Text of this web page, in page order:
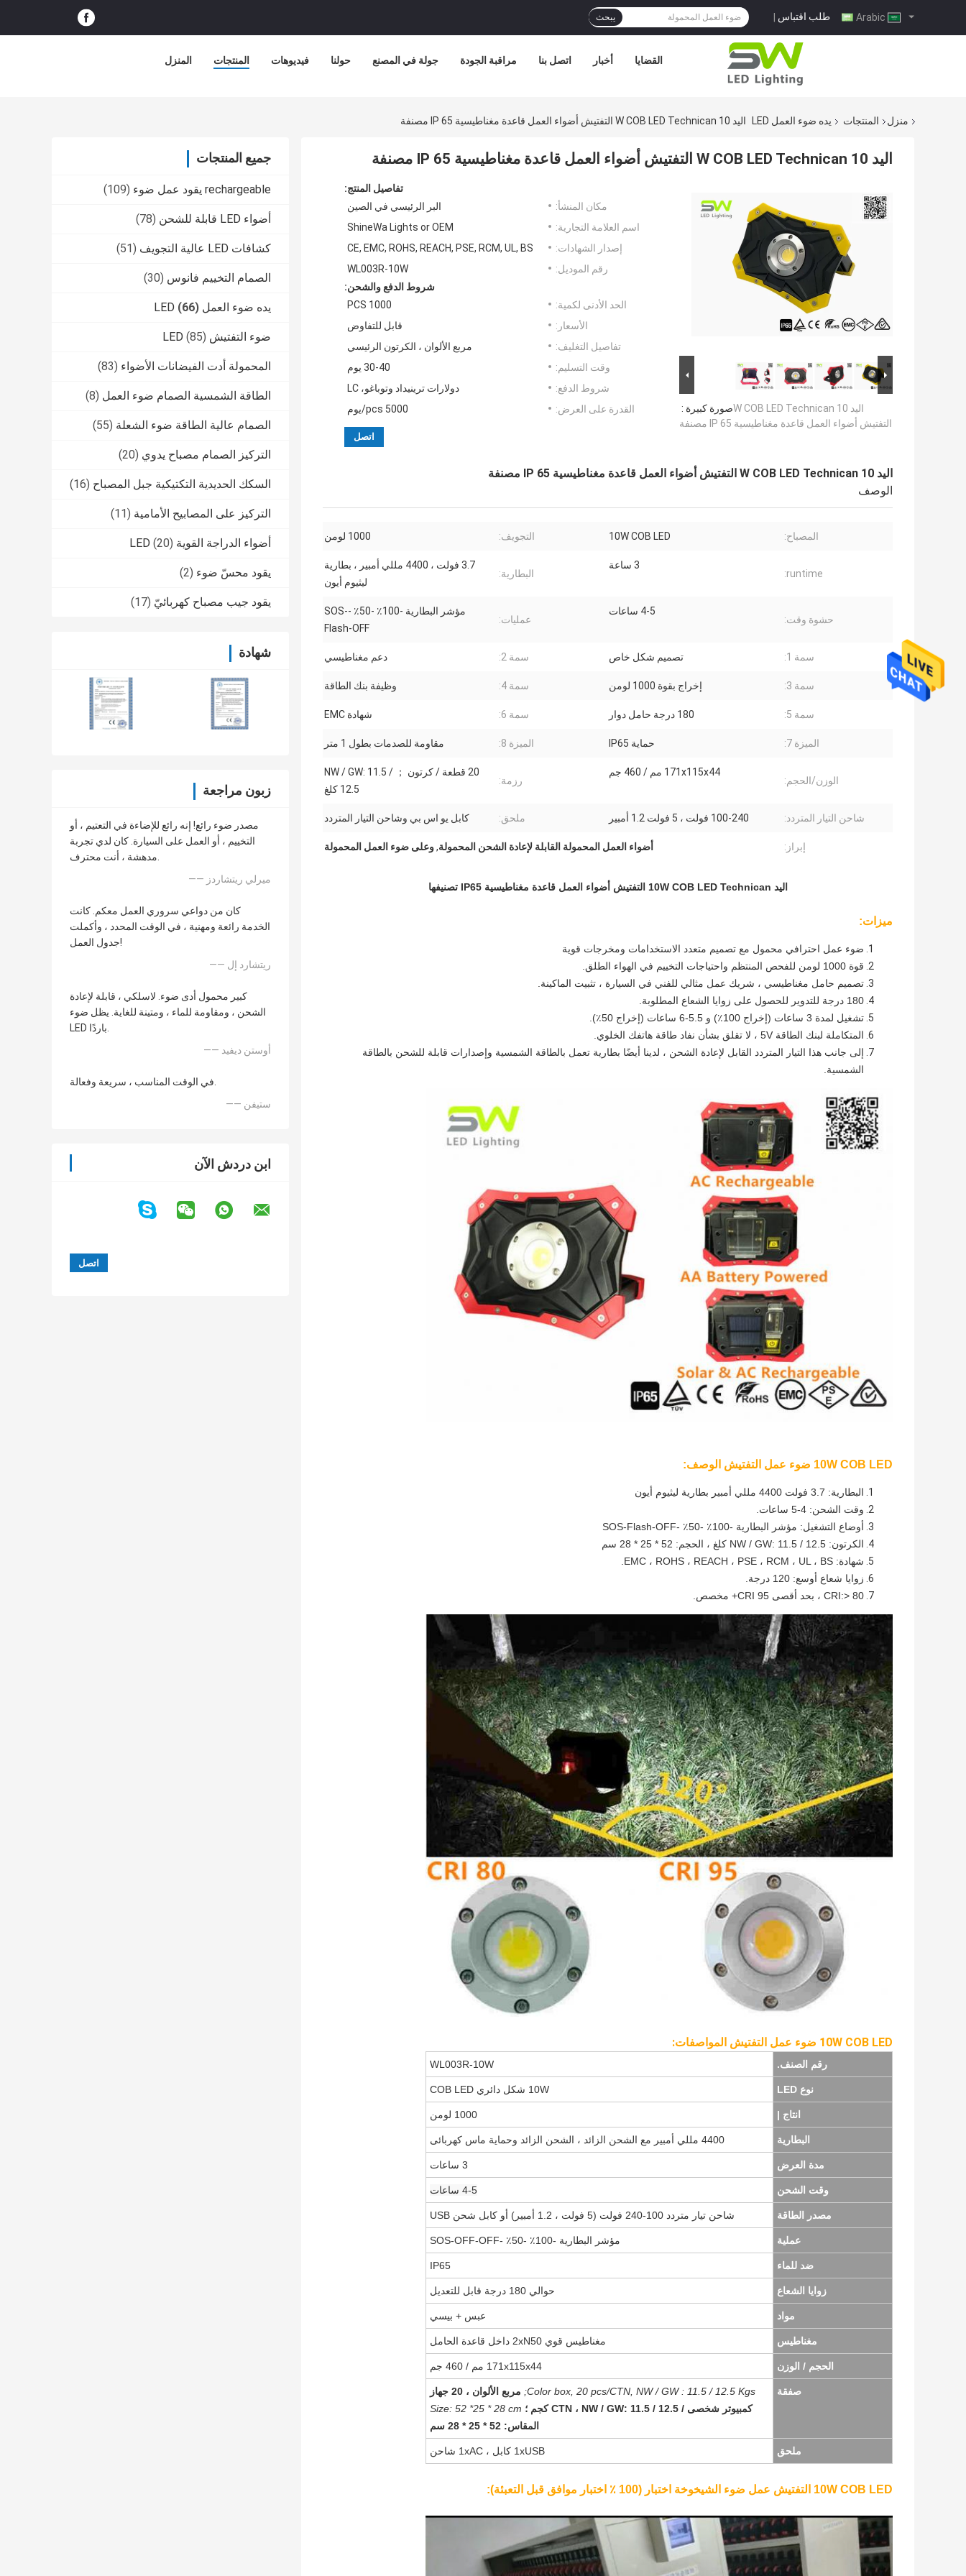
طلب اقتباس | يبحث
المنزل المنتجات فيديوهات حولنا جولة في المصنع مراقبة الجودة اتصل بنا أخبار القضايا
منزل المنتجات يده ضوء العمل LED اليد 10 W COB LED Technican التفتيش أضواء العمل قاعدة مغناطيسية IP 65 مصنفة
جميع المنتجات
rechargeable يقود عمل ضوء (109)
أضواء LED قابلة للشحن (78)
كشافات LED عالية التجويف (51)
الصمام التخييم فانوس (30)
يده ضوء العمل LED (66)
ضوء التفتيش LED (85)
المحمولة أدت الفيضانات الأضواء (83)
الطاقة الشمسية الصمام ضوء العمل (8)
الصمام عالية الطاقة ضوء الشعلة (55)
التركيز الصمام مصباح يدوي (20)
السكك الحديدية التكتيكية جبل المصباح (16)
التركيز على المصابيح الأمامية (11)
أضواء الدراجة القوية LED (20)
يقود محسّ ضوء (2)
يقود جيب مصباح كهربائيّ (17)
شهادة
زبون مراجعة
مصدر ضوء رائع! إنه رائع للإضاءة في التعتيم ، أو
التخييم ، أو العمل على السيارة. كان لدي تجربة
مدهشة ، أنت محترف.
—— ميرلي ريتشاردز
كان من دواعي سروري العمل معكم. كانت
الخدمة رائعة ومهنية ، في الوقت المحدد ، وأكملت
جدول العمل!
—— ريتشارد إل
كبير محمول أدى ضوء. لاسلكي ، قابلة لإعادة
الشحن ، ومقاومة للماء ، ومتينة للغاية. يظل ضوء
LED باردًا.
—— أوستن ديفيد
في الوقت المناسب ، سريعة وفعالة.
—— ستيفن
ابن دردش الآن
اليد 10 W COB LED Technican التفتيش أضواء العمل قاعدة مغناطيسية IP 65 مصنفة
صورة كبيرة :اليد 10 W COB LED Technican
التفتيش أضواء العمل قاعدة مغناطيسية IP 65 مصنفة
تفاصيل المنتج:
مكان المنشأ:
البر الرئيسي في الصين
اسم العلامة التجارية:
ShineWa Lights or OEM
إصدار الشهادات:
CE, EMC, ROHS, REACH, PSE, RCM, UL, BS
رقم الموديل:
WL003R-10W
شروط الدفع والشحن:
الحد الأدنى لكمية:
1000 PCS
الأسعار:
قابل للتفاوض
تفاصيل التغليف:
مربع الألوان ، الكرتون الرئيسي
وقت التسليم:
30-40 يوم
شروط الدفع:
دولارات ترينيداد وتوباغو، LC
القدرة على العرض:
5000 pcs/يوم
اتصل
اليد 10 W COB LED Technican التفتيش أضواء العمل قاعدة مغناطيسية IP 65 مصنفة
الوصف
المصباح: 10W COB LED التجويف: 1000 لومن
runtime:
3 ساعة
البطارية:
3.7 فولت ، 4400 مللي أمبير ، بطارية
ليثيوم أيون
حشوة وقت:
4-5 ساعات
عمليات:
مؤشر البطارية -100٪ -50٪ -SOS-
Flash-OFF
سمة 1: تصميم شكل خاص سمة 2: دعم مغناطيسي
سمة 3: إخراج بقوة 1000 لومن سمة 4: وظيفة بنك الطاقة
سمة 5: 180 درجة حامل دوار سمة 6: شهادة EMC
الميزة 7: حماية IP65 الميزة 8: مقاومة للصدمات بطول 1 متر
الوزن/الحجم:
171x115x44 مم / 460 جم
رزمة:
20 قطعة / كرتون ； NW / GW: 11.5 /
12.5 كلغ
شاحن التيار المتردد: 100-240 فولت ، 5 فولت 1.2 أمبير ملحق: كابل يو اس بي وشاحن التيار المتردد
إبراز: أضواء العمل المحمولة القابلة لإعادة الشحن المحمولة,وعلى ضوء العمل المحمولة
اليد 10W COB LED Technican التفتيش أضواء العمل قاعدة مغناطيسية IP65 تصنيفها
ميزات:
ضوء عمل احترافي محمول مع تصميم متعدد الاستخدامات ومخرجات قوية
قوة 1000 لومن للفحص المنتظم واحتياجات التخييم في الهواء الطلق.
تصميم حامل مغناطيسي ، شريك عمل مثالي للفني في السيارة ، تثبيت الماكينة.
180 درجة للتدوير للحصول على زوايا الشعاع المطلوبة.
تشغيل لمدة 3 ساعات (إخراج 100٪) و 5.5-6 ساعات (إخراج 50٪).
المتكاملة لبنك الطاقة 5V ، لا تقلق بشأن نفاد طاقة هاتفك الخلوي.
إلى جانب هذا التيار المتردد القابل لإعادة الشحن ، لدينا أيضًا بطارية تعمل بالطاقة الشمسية وإصدارات قابلة للشحن بالطاقة
الشمسية.
10W COB LED ضوء عمل التفتيش الوصف:
البطارية: 3.7 فولت 4400 مللي أمبير بطارية ليثيوم أيون
وقت الشحن: 4-5 ساعات.
أوضاع التشغيل: مؤشر البطارية -100٪ -50٪ -SOS-Flash-OFF
الكرتون: NW / GW: 11.5 / 12.5 كلغ ، الحجم: 52 * 25 * 28 سم
شهادة: EMC ، ROHS ، REACH ، PSE ، RCM ، UL ، BS.
زوايا شعاع أوسع: 120 درجة.
CRI:> 80 ، بحد أقصى CRI 95+ مخصص.
10W COB LED ضوء عمل التفتيش المواصفات:
رقم الصنف. WL003R-10W
نوع LED 10W شكل دائري COB LED
انتاج | 1000 لومن
البطارية 4400 مللي أمبير مع الشحن الزائد ، الشحن الزائد وحماية ماس كهربائى
مدة العرض 3 ساعات
وقت الشحن 4-5 ساعات
مصدر الطاقة شاحن تيار متردد 100-240 فولت (5 فولت ، 1.2 أمبير) أو كابل شحن USB
عملية مؤشر البطارية -100٪ -50٪ -SOS-OFF-OFF
ضد للماء IP65
زوايا الشعاع حوالي 180 درجة قابل للتعديل
مواد عبس + بيسي
مغناطيس مغناطيس قوي 2xN50 داخل قاعدة الحامل
الحجم / الوزن 171x115x44 مم / 460 جم
صفقة Color box, 20 pcs/CTN, NW / GW : 11.5 / 12.5 Kgs;
مربع الألوان ، 20 جهاز
كمبيوتر شخصى / CTN ، NW / GW: 11.5 / 12.5 كجم ؛
Size: 52 *25 * 28 cm
المقاس: 52 * 25 * 28 سم
ملحق 1xUSB كابل ، 1xAC شاحن
10W COB LED التفتيش عمل ضوء الشيخوخة اختبار (100 ٪ اختبار موافق قبل التعبئة):